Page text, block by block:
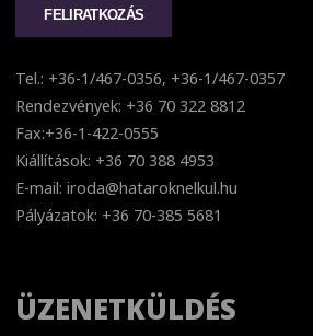
Tel.: +36-1/467-0356, +36-1/467-0357
Rendezvények: +36 70 322 8812
Fax:+36-1-422-0555
Kiállítások: +36 70 388 4953
E-mail: iroda@hataroknelkul.hu
Pályázatok: +36 70-385 5681
ÜZENETKÜLDÉS